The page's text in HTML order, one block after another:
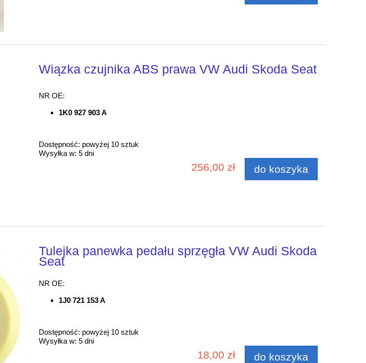
Wiązka czujnika ABS prawa VW Audi Skoda Seat
NR OE:
1K0 927 903 A
Dostępność: powyżej 10 sztuk
Wysyłka w: 5 dni
256,00 zł do koszyka
Tulejka panewka pedału sprzęgła VW Audi Skoda
Seat
NR OE:
1J0 721 153 A
Dostępność: powyżej 10 sztuk
Wysyłka w: 5 dni
18,00 zł do koszyka